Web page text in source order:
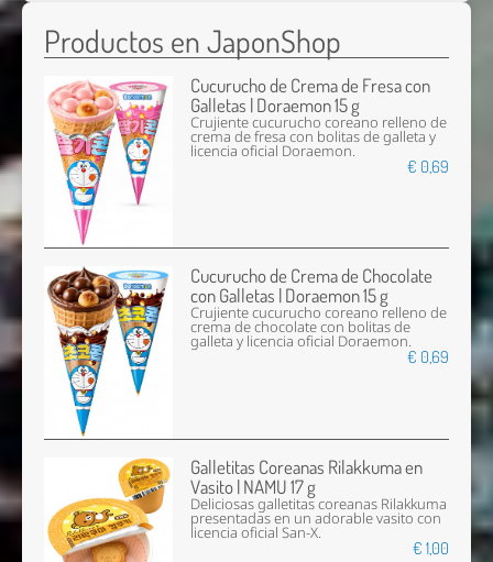
Productos en JaponShop
Cucurucho de Crema de Fresa con
Galletas | Doraemon 15 g
Crujiente cucurucho coreano relleno de
crema de fresa con bolitas de galleta y
licencia oficial Doraemon.
€ 0,69
Cucurucho de Crema de Chocolate
con Galletas | Doraemon 15 g
Crujiente cucurucho coreano relleno de
crema de chocolate con bolitas de
galleta y licencia oficial Doraemon.
€ 0,69
Galletitas Coreanas Rilakkuma en
Vasito | NAMU 17 g
Deliciosas galletitas coreanas Rilakkuma
presentadas en un adorable vasito con
licencia oficial San-X.
€ 1,00